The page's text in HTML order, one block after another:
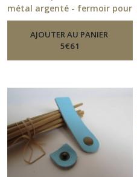
métal argenté - fermoir pour
sac - 9.27-Fermoirs De Sacs
AJOUTER AU PANIER
5€61